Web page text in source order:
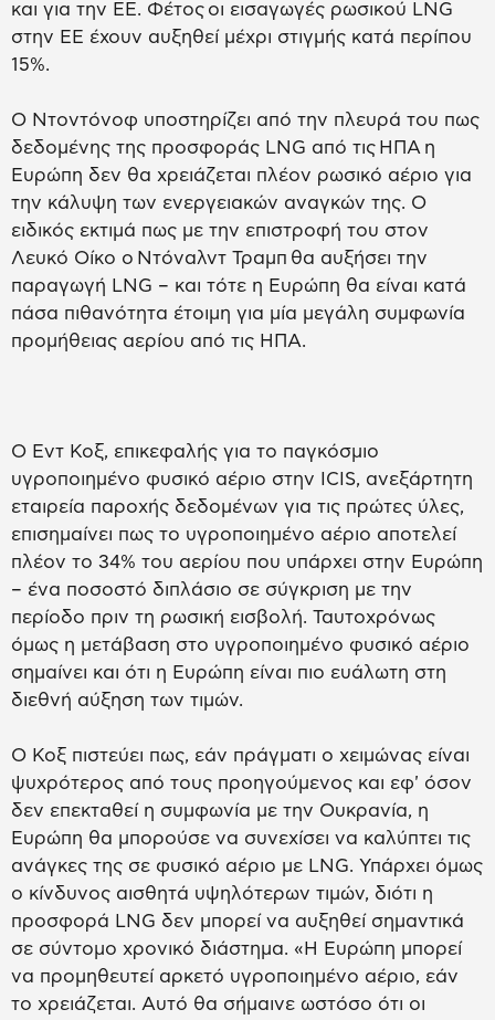
και για την ΕΕ. Φέτος οι εισαγωγές ρωσικού LNG
στην ΕΕ έχουν αυξηθεί μέχρι στιγμής κατά περίπου
15%.
Ο Ντοντόνοφ υποστηρίζει από την πλευρά του πως
δεδομένης της προσφοράς LNG από τις ΗΠΑ η
Ευρώπη δεν θα χρειάζεται πλέον ρωσικό αέριο για
την κάλυψη των ενεργειακών αναγκών της. Ο
ειδικός εκτιμά πως με την επιστροφή του στον
Λευκό Οίκο ο Ντόναλντ Τραμπ θα αυξήσει την
παραγωγή LNG – και τότε η Ευρώπη θα είναι κατά
πάσα πιθανότητα έτοιμη για μία μεγάλη συμφωνία
προμήθειας αερίου από τις ΗΠΑ.
Ο Εντ Κοξ, επικεφαλής για το παγκόσμιο
υγροποιημένο φυσικό αέριο στην ICIS, ανεξάρτητη
εταιρεία παροχής δεδομένων για τις πρώτες ύλες,
επισημαίνει πως το υγροποιημένο αέριο αποτελεί
πλέον το 34% του αερίου που υπάρχει στην Ευρώπη
– ένα ποσοστό διπλάσιο σε σύγκριση με την
περίοδο πριν τη ρωσική εισβολή. Ταυτοχρόνως
όμως η μετάβαση στο υγροποιημένο φυσικό αέριο
σημαίνει και ότι η Ευρώπη είναι πιο ευάλωτη στη
διεθνή αύξηση των τιμών.
Ο Κοξ πιστεύει πως, εάν πράγματι ο χειμώνας είναι
ψυχρότερος από τους προηγούμενος και εφ' όσον
δεν επεκταθεί η συμφωνία με την Ουκρανία, η
Ευρώπη θα μπορούσε να συνεχίσει να καλύπτει τις
ανάγκες της σε φυσικό αέριο με LNG. Υπάρχει όμως
ο κίνδυνος αισθητά υψηλότερων τιμών, διότι η
προσφορά LNG δεν μπορεί να αυξηθεί σημαντικά
σε σύντομο χρονικό διάστημα. «Η Ευρώπη μπορεί
να προμηθευτεί αρκετό υγροποιημένο αέριο, εάν
το χρειάζεται. Αυτό θα σήμαινε ωστόσο ότι οι